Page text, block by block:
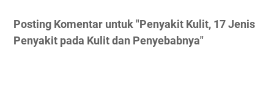
Posting Komentar untuk "Penyakit Kulit, 17 Jenis
Penyakit pada Kulit dan Penyebabnya"